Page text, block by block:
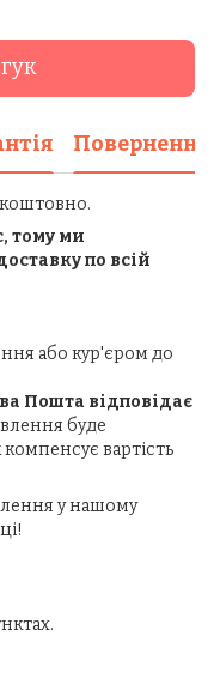
Повернення
тому ми
по всій
або кур'єром до
Пошта відповідає
буде
вартість
у нашому